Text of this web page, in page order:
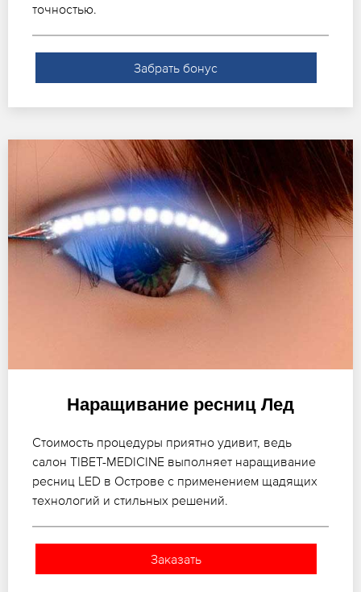
точностью.
Забрать бонус
Наращивание ресниц Лед
Стоимость процедуры приятно удивит, ведь
салон TIBET-MEDICINE выполняет наращивание
ресниц LED в Острове с применением щадящих
технологий и стильных решений.
Заказать